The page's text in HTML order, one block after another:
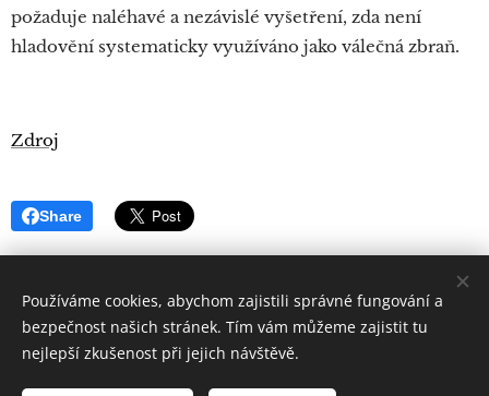
požaduje naléhavé a nezávislé vyšetření, zda není
hladovění systematicky využíváno jako válečná zbraň.
Zdroj
Share
QuintusSertorius
Používáme cookies, abychom zajistili správné fungování a
bezpečnost našich stránek. Tím vám můžeme zajistit tu
nejlepší zkušenost při jejich návštěvě.